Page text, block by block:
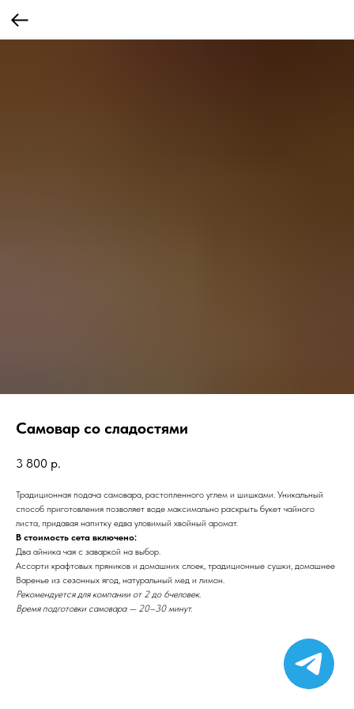
Самовар со сладостями
3 800 р.
Традиционная подача самовара, растопленного углем и шишками. Уникальный
способ приготовления позволяет воде максимально раскрыть букет чайного
листа, придавая напитку едва уловимый хвойный аромат.
В стоимость сета включено:
Два айника чая с заваркой на выбор.
Ассорти крафтовых пряников и домашних слоек, традиционные сушки, домашнее
Варенье из сезонных ягод, натуральный мед и лимон.
Рекомендуется для компании от 2 до 6человек.
Время подготовки самовара — 20–30 минут.